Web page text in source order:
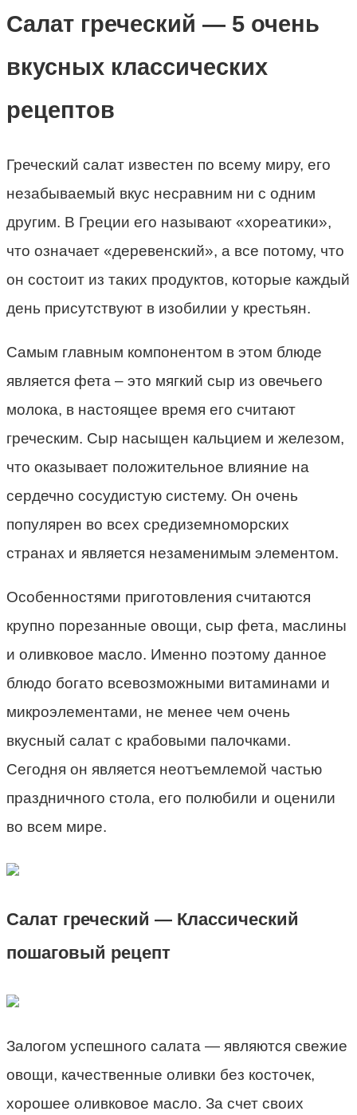
Салат греческий — 5 очень
вкусных классических
рецептов
Греческий салат известен по всему миру, его
незабываемый вкус несравним ни с одним
другим. В Греции его называют «хореатики»,
что означает «деревенский», а все потому, что
он состоит из таких продуктов, которые каждый
день присутствуют в изобилии у крестьян.
Самым главным компонентом в этом блюде
является фета – это мягкий сыр из овечьего
молока, в настоящее время его считают
греческим. Сыр насыщен кальцием и железом,
что оказывает положительное влияние на
сердечно сосудистую систему. Он очень
популярен во всех средиземноморских
странах и является незаменимым элементом.
Особенностями приготовления считаются
крупно порезанные овощи, сыр фета, маслины
и оливковое масло. Именно поэтому данное
блюдо богато всевозможными витаминами и
микроэлементами, не менее чем очень
вкусный салат с крабовыми палочками.
Сегодня он является неотъемлемой частью
праздничного стола, его полюбили и оценили
во всем мире.
Салат греческий — Классический
пошаговый рецепт
Залогом успешного салата — являются свежие
овощи, качественные оливки без косточек,
хорошее оливковое масло. За счет своих